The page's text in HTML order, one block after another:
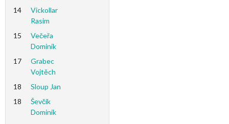
14
Vickollar
Rasim
15
Večeřa
Dominik
17
Grabec
Vojtěch
18
Sloup Jan
18
Ševčík
Dominik